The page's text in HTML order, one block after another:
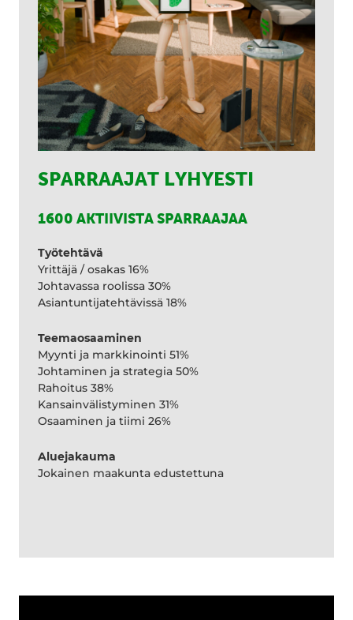
SPARRAAJAT LYHYESTI
1600 AKTIIVISTA SPARRAAJAA
Työtehtävä
Yrittäjä / osakas 16%
Johtavassa roolissa 30%
Asiantuntijatehtävissä 18%
Teemaosaaminen
Myynti ja markkinointi 51%
Johtaminen ja strategia 50%
Rahoitus 38%
Kansainvälistyminen 31%
Osaaminen ja tiimi 26%
Aluejakauma
Jokainen maakunta edustettuna